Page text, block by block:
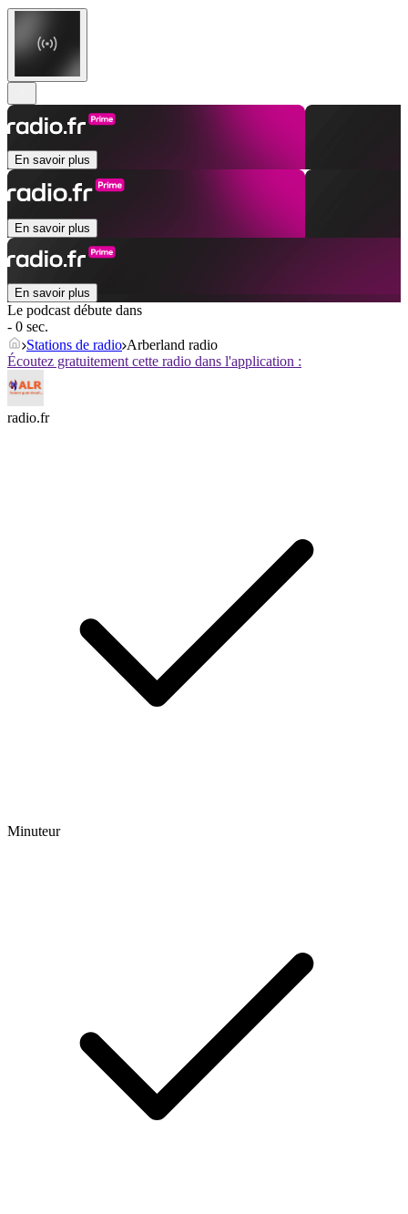
En savoir plus
En savoir plus
En savoir plus
Le podcast débute dans
- 0 sec.
Stations de radio Arberland radio
Écoutez gratuitement cette radio dans l'application :
radio.fr
Minuteur